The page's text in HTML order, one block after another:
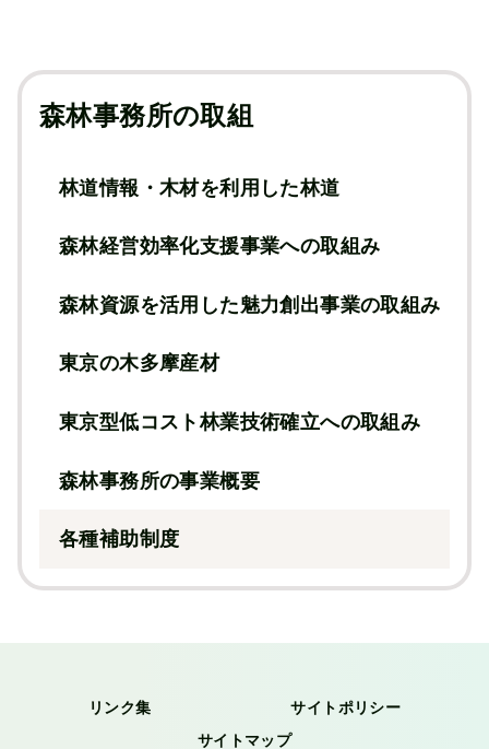
森林事務所の取組
林道情報・木材を利用した林道
森林経営効率化支援事業への取組み
森林資源を活用した魅力創出事業の取組み
東京の木多摩産材
東京型低コスト林業技術確立への取組み
森林事務所の事業概要
各種補助制度
リンク集
サイトポリシー
サイトマップ